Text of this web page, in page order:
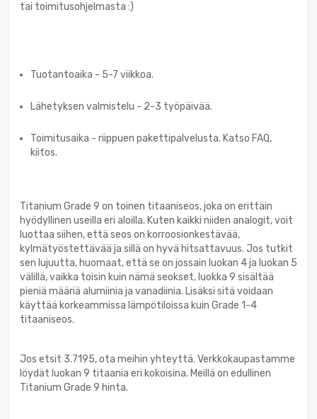
tai toimitusohjelmasta :)
Tuotantoaika - 5-7 viikkoa.
Lähetyksen valmistelu - 2-3 työpäivää.
Toimitusaika - riippuen pakettipalvelusta. Katso FAQ,
kiitos.
Titanium Grade 9 on toinen titaaniseos, joka on erittäin
hyödyllinen useilla eri aloilla. Kuten kaikki niiden analogit, voit
luottaa siihen, että seos on korroosionkestävää,
kylmätyöstettävää ja sillä on hyvä hitsattavuus. Jos tutkit
sen lujuutta, huomaat, että se on jossain luokan 4 ja luokan 5
välillä, vaikka toisin kuin nämä seokset, luokka 9 sisältää
pieniä määriä alumiinia ja vanadiinia. Lisäksi sitä voidaan
käyttää korkeammissa lämpötiloissa kuin Grade 1-4
titaaniseos.
Jos etsit 3.7195, ota meihin yhteyttä. Verkkokaupastamme
löydät luokan 9 titaania eri kokoisina. Meillä on edullinen
Titanium Grade 9 hinta.